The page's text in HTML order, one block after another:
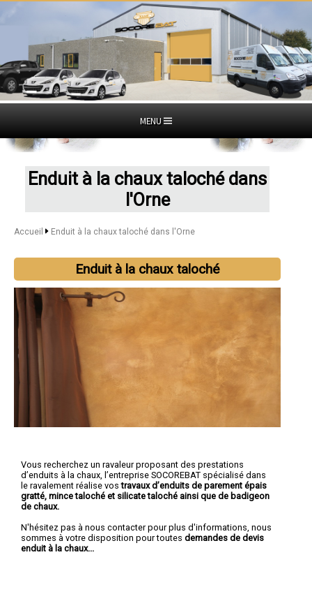
MENU
Enduit à la chaux taloché dans
l'Orne
Accueil Enduit à la chaux taloché dans l'Orne
Enduit à la chaux taloché
Vous recherchez un ravaleur proposant des prestations
d’enduits à la chaux, l’entreprise SOCOREBAT spécialisé dans
le ravalement réalise vostravaux d’enduits de parement épais
gratté, mince taloché et silicate taloché ainsi que de badigeon
de chaux.
N'hésitez pas à nous contacter pour plus d'informations, nous
sommes à votre disposition pour toutes demandes de devis
enduit à la chaux...